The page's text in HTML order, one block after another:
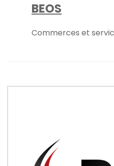
BEOS
Commerces et